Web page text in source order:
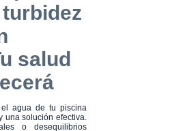
salud
agua de tu piscina
una solución efectiva.
o desequilibrios